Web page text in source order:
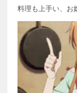
料理も上手い、お